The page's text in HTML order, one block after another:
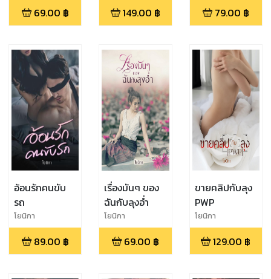
69.00 ฿ 149.00 ฿ 79.00 ฿
อ้อนรักคนขับ
รถ
โยนิกา
89.00 ฿
เรื่องมันๆ ของ
ฉันกับลุงอ่ำ
โยนิกา
69.00 ฿
ขายคลิปกับลุง
PWP
โยนิกา
129.00 ฿